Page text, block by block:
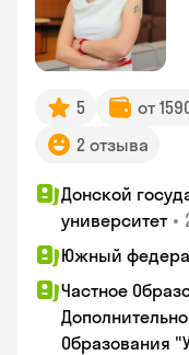
5 от
2 отзыва
Донской
университет •
Южный
Частное
Образования